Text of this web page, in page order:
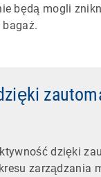
będą mogli
dzięki
zarządzania